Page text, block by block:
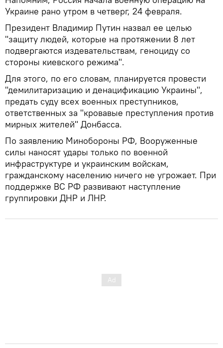
Украине рано утром в четверг, 24 февраля.
Президент Владимир Путин назвал ее целью
"защиту людей, которые на протяжении 8 лет
подвергаются издевательствам, геноциду со
стороны киевского режима".
Для этого, по его словам, планируется провести
"демилитаризацию и денацификацию Украины",
предать суду всех военных преступников,
ответственных за "кровавые преступления против
мирных жителей" Донбасса.
По заявлению Минобороны РФ, Вооруженные
силы наносят удары только по военной
инфраструктуре и украинским войскам,
гражданскому населению ничего не угрожает. При
поддержке ВС РФ развивают наступление
группировки ДНР и ЛНР.